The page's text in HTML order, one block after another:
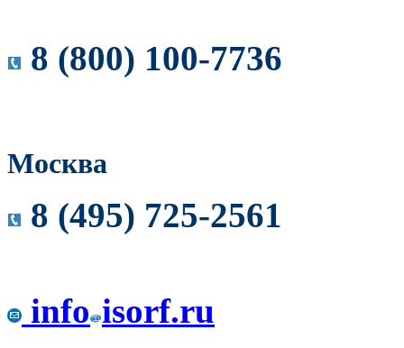
8 (800) 100-7736
Москва
8 (495) 725-2561
info isorf.ru